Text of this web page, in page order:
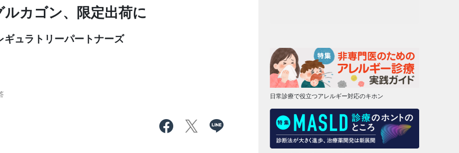
カゴン、限定出荷に
ギュラトリーパートナーズ
日常診療で役立つアレルギー対応のキホン